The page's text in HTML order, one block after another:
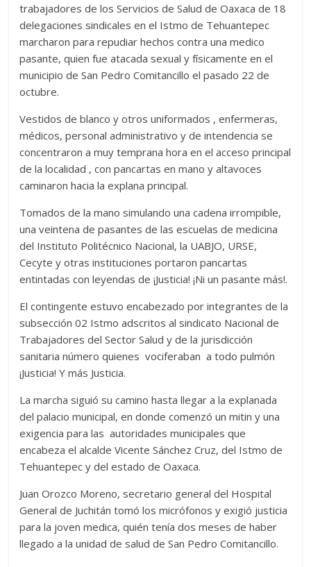
trabajadores de los Servicios de Salud de Oaxaca de 18
delegaciones sindicales en el Istmo de Tehuantepec
marcharon para repudiar hechos contra una medico
pasante, quien fue atacada sexual y físicamente en el
municipio de San Pedro Comitancillo el pasado 22 de
octubre.
Vestidos de blanco y otros uniformados , enfermeras,
médicos, personal administrativo y de intendencia se
concentraron a muy temprana hora en el acceso principal
de la localidad , con pancartas en mano y altavoces
caminaron hacia la explana principal.
Tomados de la mano simulando una cadena irrompible,
una veintena de pasantes de las escuelas de medicina
del Instituto Politécnico Nacional, la UABJO, URSE,
Cecyte y otras instituciones portaron pancartas
entintadas con leyendas de ¡Justicia! ¡Ni un pasante más!.
El contingente estuvo encabezado por integrantes de la
subsección 02 Istmo adscritos al sindicato Nacional de
Trabajadores del Sector Salud y de la jurisdicción
sanitaria número quienes vociferaban a todo pulmón
¡Justicia! Y más Justicia.
La marcha siguió su camino hasta llegar a la explanada
del palacio municipal, en donde comenzó un mitin y una
exigencia para las autoridades municipales que
encabeza el alcalde Vicente Sánchez Cruz, del Istmo de
Tehuantepec y del estado de Oaxaca.
Juan Orozco Moreno, secretario general del Hospital
General de Juchitán tomó los micrófonos y exigió justicia
para la joven medica, quién tenía dos meses de haber
llegado a la unidad de salud de San Pedro Comitancillo.